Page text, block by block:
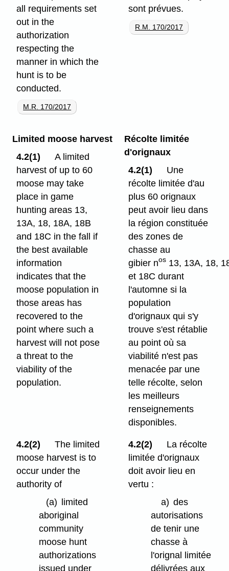
all requirements set
out in the
authorization
respecting the
manner in which the
hunt is to be
conducted.
M.R. 170/2017
sont prévues.
R.M. 170/2017
Limited moose harvest
4.2(1)
A limited
harvest of up to 60
moose may take
place in game
hunting areas 13,
13A, 18, 18A, 18B
and 18C in the fall if
the best available
information
indicates that the
moose population in
those areas has
recovered to the
point where such a
harvest will not pose
a threat to the
viability of the
population.
Récolte limitée
d'orignaux
4.2(1)
Une
récolte limitée d'au
plus 60 orignaux
peut avoir lieu dans
la région constituée
des zones de
chasse au
gibier nos 13, 13A, 18,
et 18C durant
l'automne si la
population
d'orignaux qui s'y
trouve s'est rétablie
au point où sa
viabilité n'est pas
menacée par une
telle récolte, selon
les meilleurs
renseignements
disponibles.
4.2(2)
The limited
moose harvest is to
occur under the
authority of
(a) limited
aboriginal
community
moose hunt
authorizations
issued under
4.2(2)
La récolte
limitée d'orignaux
doit avoir lieu en
vertu :
a) des
autorisations
de tenir une
chasse à
l'orignal limitée
délivrées aux